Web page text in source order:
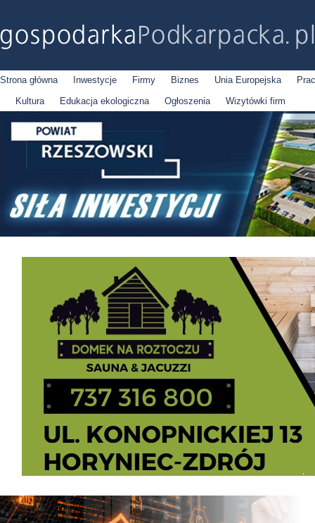
Strona główna Inwestycje Firmy Biznes Unia Europejska
Kultura
Edukacja ekologiczna Ogłoszenia Wizytówki firm